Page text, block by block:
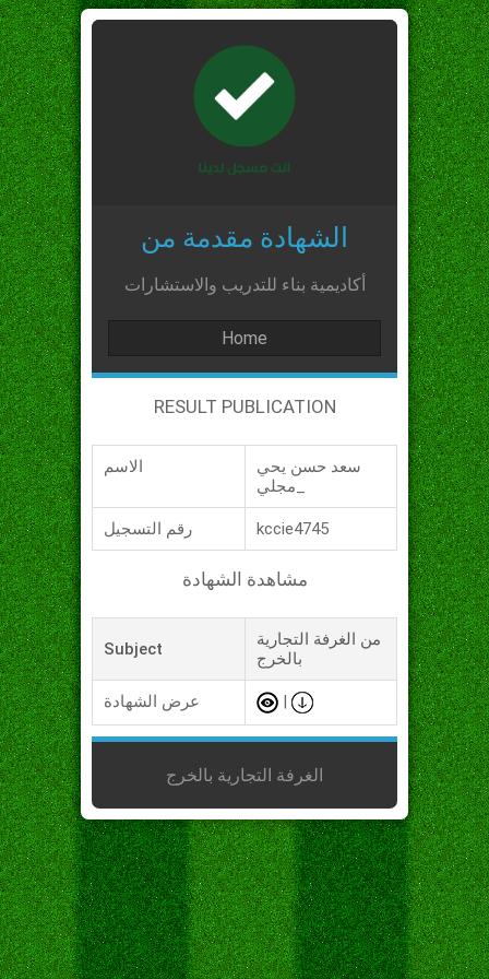
الشهادة مقدمة من
أكاديمية بناء للتدريب والاستشارات
Home
RESULT PUBLICATION
الاسم
سعد حسن يحي
رقم التسجيل kccie4745
مشاهدة الشهادة
Subject
من الغرفة التجارية
بالخرج
عرض الشهادة
الغرفة التجارية بالخرج